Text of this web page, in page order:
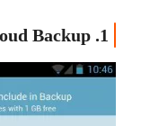
1. G Cloud Backup